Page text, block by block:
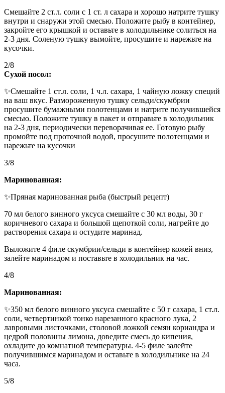
Смешайте 2 ст.л. соли с 1 ст. л сахара и хорошо натрите тушку
внутри и снаружи этой смесью. Положите рыбу в контейнер,
закройте его крышкой и оставьте в холодильнике солиться на
2-3 дня. Соленую тушку вымойте, просушите и нарежьте на
кусочки.
2/8
Сухой посол:
✨Смешайте 1 ст.л. соли, 1 ч.л. сахара, 1 чайную ложку специй
на ваш вкус. Размороженную тушку сельди/скумбрии
просушите бумажными полотенцами и натрите получившейся
смесью. Положите тушку в пакет и отправьте в холодильник
на 2-3 дня, периодически переворачивая ее. Готовую рыбу
промойте под проточной водой, просушите полотенцами и
нарежьте на кусочки
3/8
Маринованная:
✨Пряная маринованная рыба (быстрый рецепт)
70 мл белого винного уксуса смешайте с 30 мл воды, 30 г
коричневого сахара и большой щепоткой соли, нагрейте до
растворения сахара и остудите маринад.
Выложите 4 филе скумбрии/сельди в контейнер кожей вниз,
залейте маринадом и поставьте в холодильник на час.
4/8
Маринованная:
✨350 мл белого винного уксуса смешайте с 50 г сахара, 1 ст.л.
соли, четвертинкой тонко нарезанного красного лука, 2
лавровыми листочками, столовой ложкой семян кориандра и
цедрой половины лимона, доведите смесь до кипения,
охладите до комнатной температуры. 4-5 филе залейте
получившимся маринадом и оставьте в холодильнике на 24
часа.
5/8